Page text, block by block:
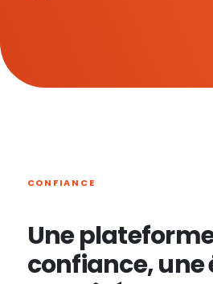
CONFIANCE
Une
confiance, une